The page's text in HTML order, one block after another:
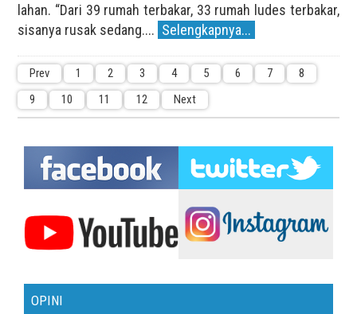
lahan. “Dari 39 rumah terbakar, 33 rumah ludes terbakar,
sisanya rusak sedang.... Selengkapnya...
Prev 1 2 3 4 5 6 7
8
9
10 11 12 Next
OPINI